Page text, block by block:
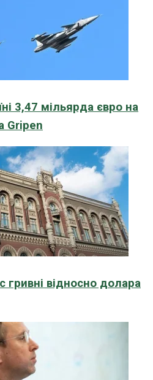
3,47 мільярда євро на
Gripen
гривні відносно долара